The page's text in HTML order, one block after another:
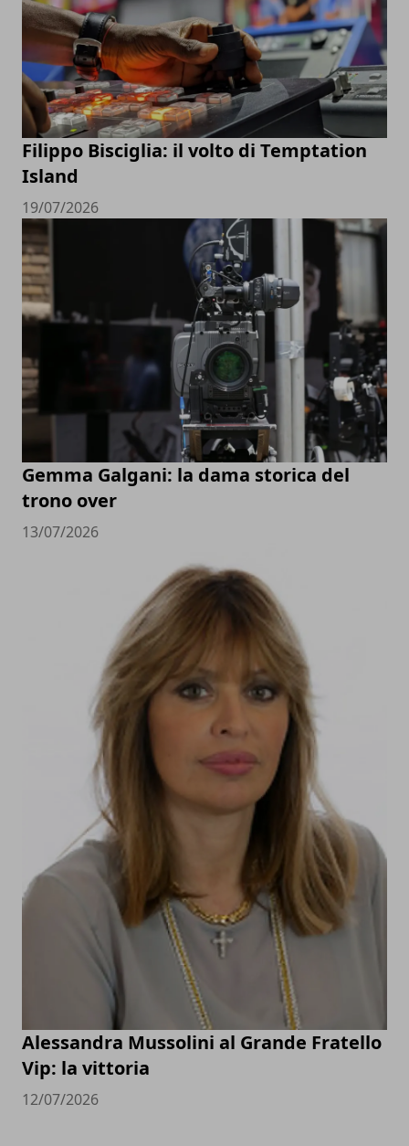
Filippo Bisciglia: il volto di Temptation
Island
19/07/2026
Gemma Galgani: la dama storica del
trono over
13/07/2026
Alessandra Mussolini al Grande Fratello
Vip: la vittoria
12/07/2026